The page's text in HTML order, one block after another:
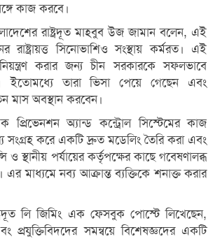
কাজ করবে।
রাষ্ট্রদূত মাহবুব উজ জামান বলেন, এই
রাষ্ট্রায়ত্ত সিনোভাশিও সংস্থায় কর্মরত। এই
নিয়ন্ত্রণ করার জন্য চীন সরকারকে সফলভাবে
ইতোমধ্যে তারা ভিসা পেয়ে গেছেন এবং
মাস অবস্থান করবেন।
প্রিভেনশন অ্যান্ড কন্ট্রোল সিস্টেমের কাজ
সংগ্রহ করে একটি দ্রুত মডেলিং তৈরি করা এবং
ও স্থানীয় পর্যায়ের কর্তৃপক্ষের কাছে গবেষণালব্ধ
মাধ্যমে নব্য আক্রান্ত ব্যক্তিকে শনাক্ত করার
লি জিমিং এক ফেসবুক পোস্টে লিখেছেন,
প্রযুক্তিবিদদের সমন্বয়ে বিশেষজ্ঞদের একটি